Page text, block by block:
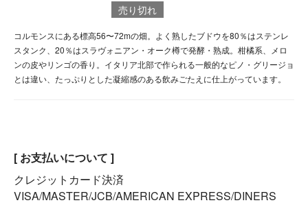
売り切れ
コルモンスにある標高56〜72mの畑。よく熟したブドウを80％はステンレ
スタンク、20％はスラヴォニアン・オーク樽で発酵・熟成。柑橘系、メロ
ンの皮やリンゴの香り。イタリア北部で作られる一般的なピノ・グリージョ
とは違い、たっぷりとした凝縮感のある飲みごたえに仕上がっています。
[ お支払いについて ]
クレジットカード決済
VISA/MASTER/JCB/AMERICAN EXPRESS/DINERS